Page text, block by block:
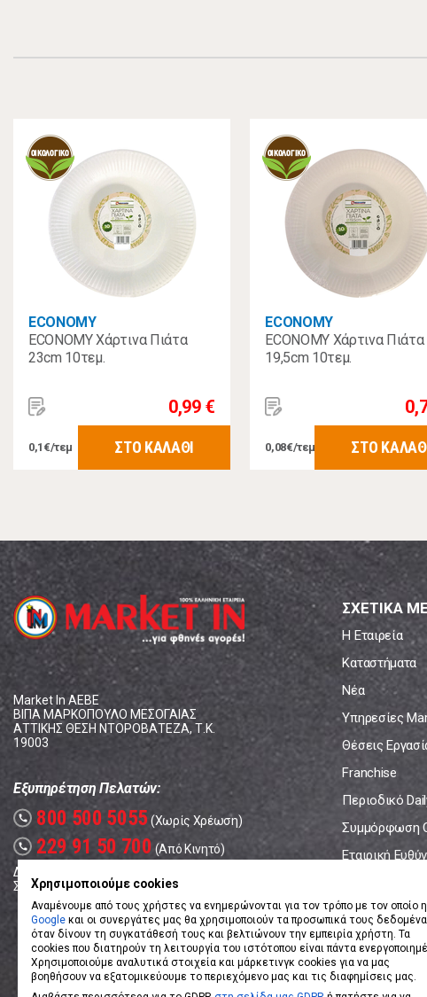
ECONOMY
ECONOMY Χάρτινα Πιάτα
23cm 10τεμ.
0,99 €
0,1€/τεμ ΣΤΟ ΚΑΛΑΘΙ
ECONOMY
ECONOMY Χάρτινα Πιάτα
19,5cm 10τεμ.
0,08€/τεμ ΣΤΟ
Market In ΑΕΒΕ
ΒΙΠΑ ΜΑΡΚΟΠΟΥΛΟ ΜΕΣΟΓΑΙΑΣ
ΑΤΤΙΚΗΣ ΘΕΣΗ ΝΤΟΡΟΒΑΤΕΖΑ, Τ.Κ.
19003
Εξυπηρέτηση Πελατών:
call 800 500 5055 (Χωρίς Χρέωση)
call 229 91 50 700 (Από Κινητό)
Δευτέρα - Παρασκευή: 08:00 - 17:00
Σάββατο: 08:00 – 14:00
ΣΧΕΤΙΚΑ
Η Εταιρεία
Καταστήματα
Νέα
Υπηρεσίες
Θέσεις
Franchise
Περιοδικό
Συμμόρφωση
Εταιρική
Χρησιμοποιούμε cookies
Αναμένουμε από τους χρήστες να ενημερώνονται για τον τρόπο με τον οποίο η
Google και οι συνεργάτες μας θα χρησιμοποιούν τα προσωπικά τους δεδομένα
όταν δίνουν τη συγκατάθεσή τους και βελτιώνουν την εμπειρία χρήστη. Τα
cookies που διατηρούν τη λειτουργία του ιστότοπου είναι πάντα
Χρησιμοποιούμε αναλυτικά στοιχεία και μάρκετινγκ cookies για να μας
βοηθήσουν να εξατομικεύουμε το περιεχόμενο μας και τις διαφημίσεις μας.